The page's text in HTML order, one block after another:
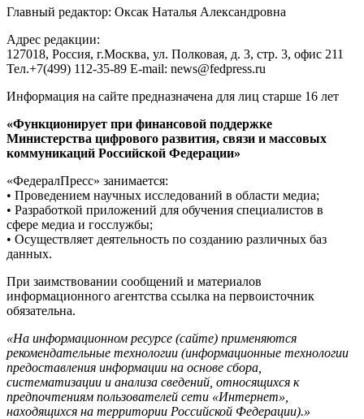
Главный редактор: Оксак Наталья Александровна
Адрес редакции:
127018, Россия, г.Москва, ул. Полковая, д. 3, стр. 3, офис 211
Тел.+7(499) 112-35-89 E-mail: news@fedpress.ru
Информация на сайте предназначена для лиц старше 16 лет
«Функционирует при финансовой поддержке
Министерства цифрового развития, связи и массовых
коммуникаций Российской Федерации»
«ФедералПресс» занимается:
• Проведением научных исследований в области медиа;
• Разработкой приложений для обучения специалистов в
сфере медиа и госслужбы;
• Осуществляет деятельность по созданию различных баз
данных.
При заимствовании сообщений и материалов
информационного агентства ссылка на первоисточник
обязательна.
«На информационном ресурсе (сайте) применяются
рекомендательные технологии (информационные технологии
предоставления информации на основе сбора,
систематизации и анализа сведений, относящихся к
предпочтениям пользователей сети «Интернет»,
находящихся на территории Российской Федерации).»